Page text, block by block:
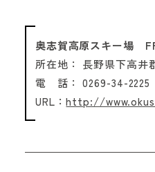
奥志賀高原スキー場
所在地： 長野県下高井
電 話： 0269-34-2225
URL：http://